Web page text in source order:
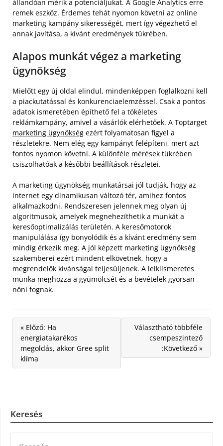
állandóan mérik a potenciáljukat. A Google Analytics erre
remek eszköz. Érdemes tehát nyomon követni az online
marketing kampány sikerességét, mert így végezhető el
annak javítása, a kívánt eredmények tükrében.
Alapos munkát végez a marketing
ügynökség
Mielőtt egy új oldal elindul, mindenképpen foglalkozni kell
a piackutatással és konkurenciaelemzéssel. Csak a pontos
adatok ismeretében építhető fel a tökéletes
reklámkampány, amivel a vásárlók elérhetőek. A Toptarget
marketing ügynökség ezért folyamatosan figyel a
részletekre. Nem elég egy kampányt felépíteni, mert azt
fontos nyomon követni. A különféle mérések tükrében
csiszolhatóak a későbbi beállítások részletei.
A marketing ügynökség munkatársai jól tudják, hogy az
internet egy dinamikusan változó tér, amihez fontos
alkalmazkodni. Rendszeresen jelennek meg olyan új
algoritmusok, amelyek megnehezíthetik a munkát a
keresőoptimalizálás területén. A keresőmotorok
manipulálása így bonyolódik és a kívánt eredmény sem
mindig érkezik meg. A jól képzett marketing ügynökség
szakemberei ezért mindent elkövetnek, hogy a
megrendelők kívánságai teljesüljenek. A lelkiismeretes
munka meghozza a gyümölcsét és a bevételek gyorsan
nőni fognak.
« Előző: Ha
energiatakarékos
megoldás, akkor Gree split
klíma
Választható többféle
csempeszintező
:Következő »
Keresés